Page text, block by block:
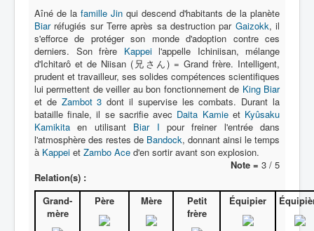
Série
Acteur
Équipe
Personnage
Transformation
Équipement
Mecha
Objet
Lieu
Épisode
Aîné de la famille Jin qui descend d'habitants de la planète
Biarréfugiés sur Terre après sa destruction par Gaizokk, il
s'efforce de protéger son monde d'adoption contre ces
derniers. Son frère Kappeil'appelle Ichiniisan, mélange
d'Ichitarô et de Niisan (兄さん) = Grand frère. Intelligent,
prudent et travailleur, ses solides compétences scientifiques
lui permettent de veiller au bon fonctionnement de King Biar
et de Zambot 3 dont il supervise les combats. Durant la
bataille finale, il se sacrifie avec Daita Kamieet Kyûsaku
Kamikita en utilisant Biar I pour freiner l'entrée dans
l'atmosphère des restes de Bandock, donnant ainsi le temps
à Kappei et Zambo Ace d'en sortir avant son explosion.
Note = 3 / 5
Relation(s) :
Grand-
mère
Père Mère
Petit
frère
Équipier